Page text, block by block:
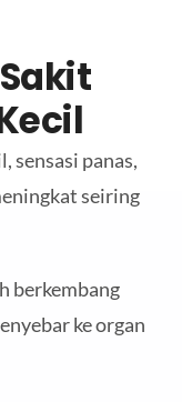
sensasi panas,
seiring
berkembang
ke organ